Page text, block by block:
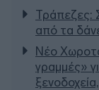
Τράπεζες:
από τα
Νέο
γραμμές»